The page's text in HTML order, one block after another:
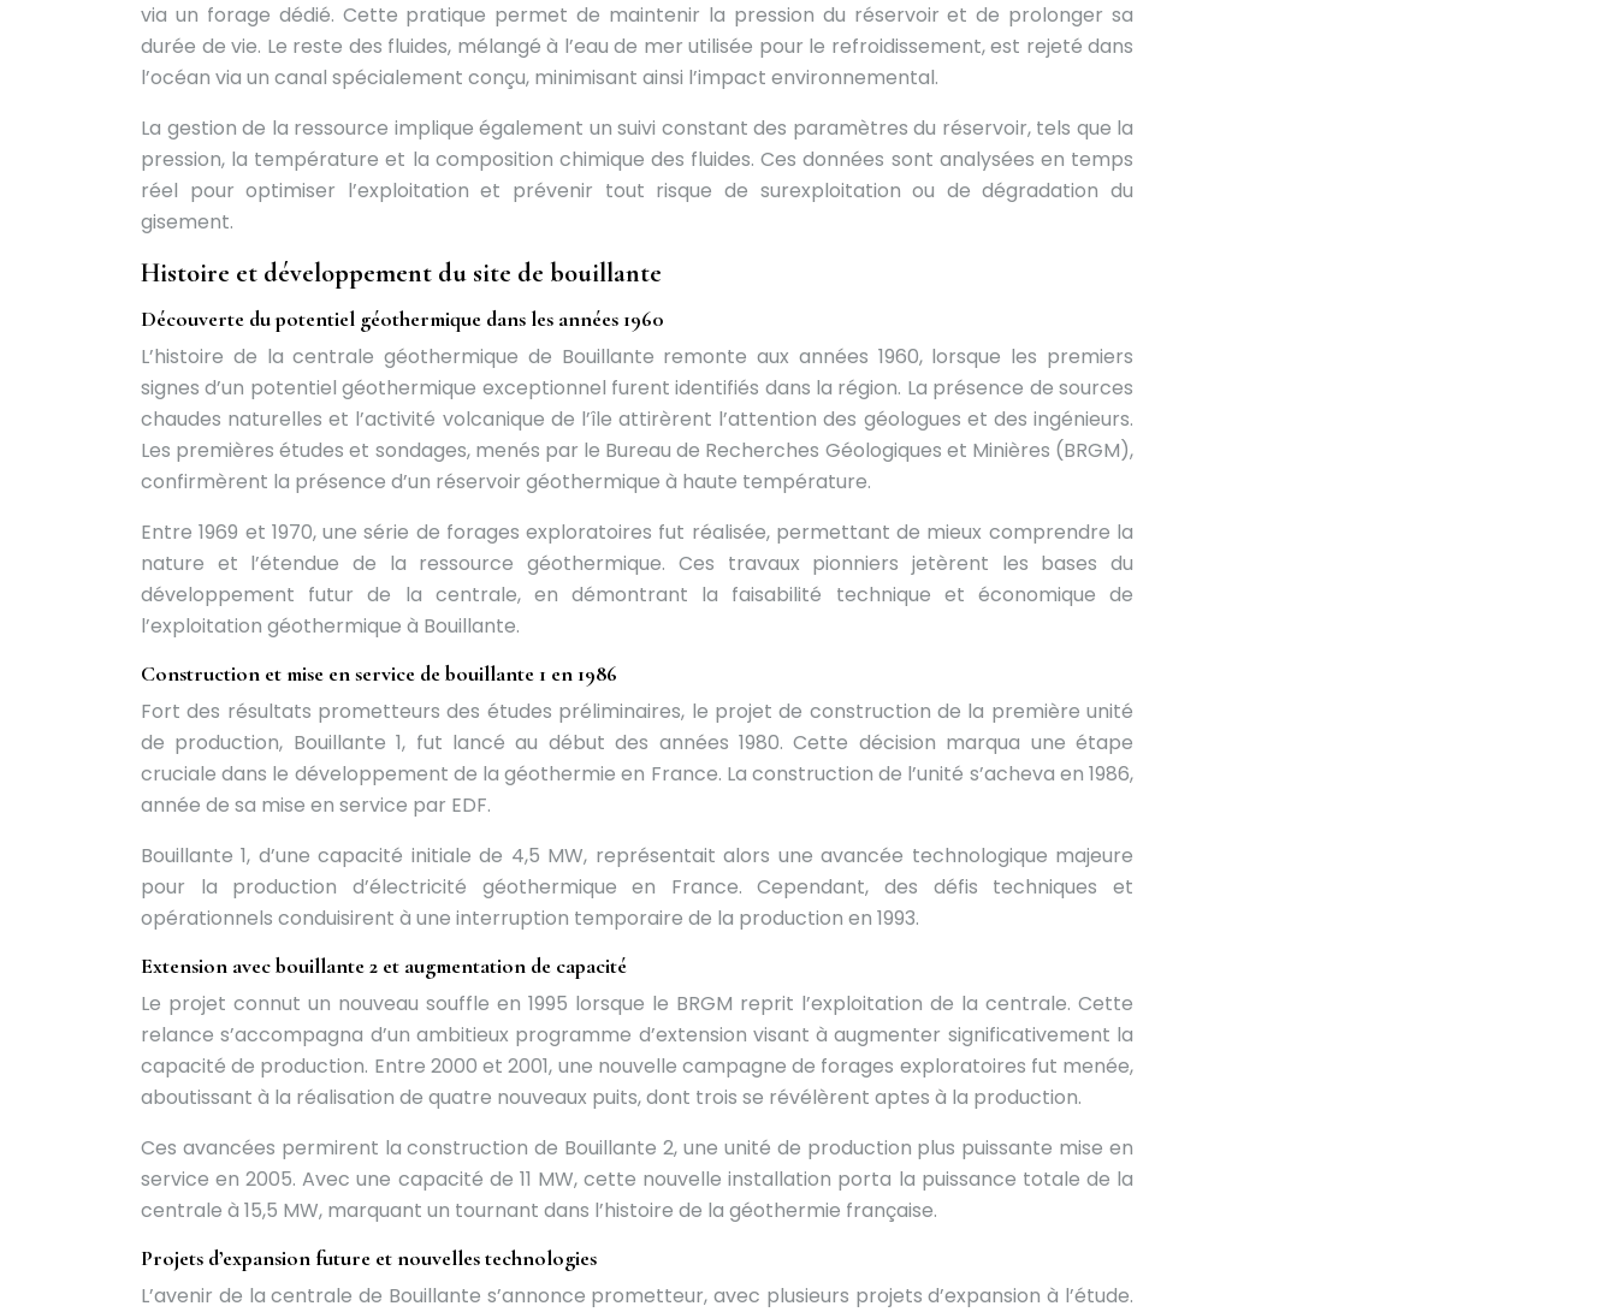
via un forage dédié. Cette pratique permet de maintenir la pression du réservoir et de prolonger sa
durée de vie. Le reste des fluides, mélangé à l’eau de mer utilisée pour le refroidissement, est rejeté dans
l’océan via un canal spécialement conçu, minimisant ainsi l’impact environnemental.
La gestion de la ressource implique également un suivi constant des paramètres du réservoir, tels que la
pression, la température et la composition chimique des fluides. Ces données sont analysées en temps
réel pour optimiser l’exploitation et prévenir tout risque de surexploitation ou de dégradation du
gisement.
Histoire et développement du site de bouillante
Découverte du potentiel géothermique dans les années 1960
L’histoire de la centrale géothermique de Bouillante remonte aux années 1960, lorsque les premiers
signes d’un potentiel géothermique exceptionnel furent identifiés dans la région. La présence de sources
chaudes naturelles et l’activité volcanique de l’île attirèrent l’attention des géologues et des ingénieurs.
Les premières études et sondages, menés par le Bureau de Recherches Géologiques et Minières (BRGM),
confirmèrent la présence d’un réservoir géothermique à haute température.
Entre 1969 et 1970, une série de forages exploratoires fut réalisée, permettant de mieux comprendre la
nature et l’étendue de la ressource géothermique. Ces travaux pionniers jetèrent les bases du
développement futur de la centrale, en démontrant la faisabilité technique et économique de
l’exploitation géothermique à Bouillante.
Construction et mise en service de bouillante 1 en 1986
Fort des résultats prometteurs des études préliminaires, le projet de construction de la première unité
de production, Bouillante 1, fut lancé au début des années 1980. Cette décision marqua une étape
cruciale dans le développement de la géothermie en France. La construction de l’unité s’acheva en 1986,
année de sa mise en service par EDF.
Bouillante 1, d’une capacité initiale de 4,5 MW, représentait alors une avancée technologique majeure
pour la production d’électricité géothermique en France. Cependant, des défis techniques et
opérationnels conduisirent à une interruption temporaire de la production en 1993.
Extension avec bouillante 2 et augmentation de capacité
Le projet connut un nouveau souffle en 1995 lorsque le BRGM reprit l’exploitation de la centrale. Cette
relance s’accompagna d’un ambitieux programme d’extension visant à augmenter significativement la
capacité de production. Entre 2000 et 2001, une nouvelle campagne de forages exploratoires fut menée,
aboutissant à la réalisation de quatre nouveaux puits, dont trois se révélèrent aptes à la production.
Ces avancées permirent la construction de Bouillante 2, une unité de production plus puissante mise en
service en 2005. Avec une capacité de 11 MW, cette nouvelle installation porta la puissance totale de la
centrale à 15,5 MW, marquant un tournant dans l’histoire de la géothermie française.
Projets d’expansion future et nouvelles technologies
L’avenir de la centrale de Bouillante s’annonce prometteur, avec plusieurs projets d’expansion à l’étude.